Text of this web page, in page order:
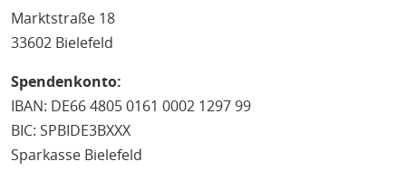
Marktstraße 18
33602 Bielefeld
Spendenkonto:
IBAN: DE66 4805 0161 0002 1297 99
BIC: SPBIDE3BXXX
Sparkasse Bielefeld